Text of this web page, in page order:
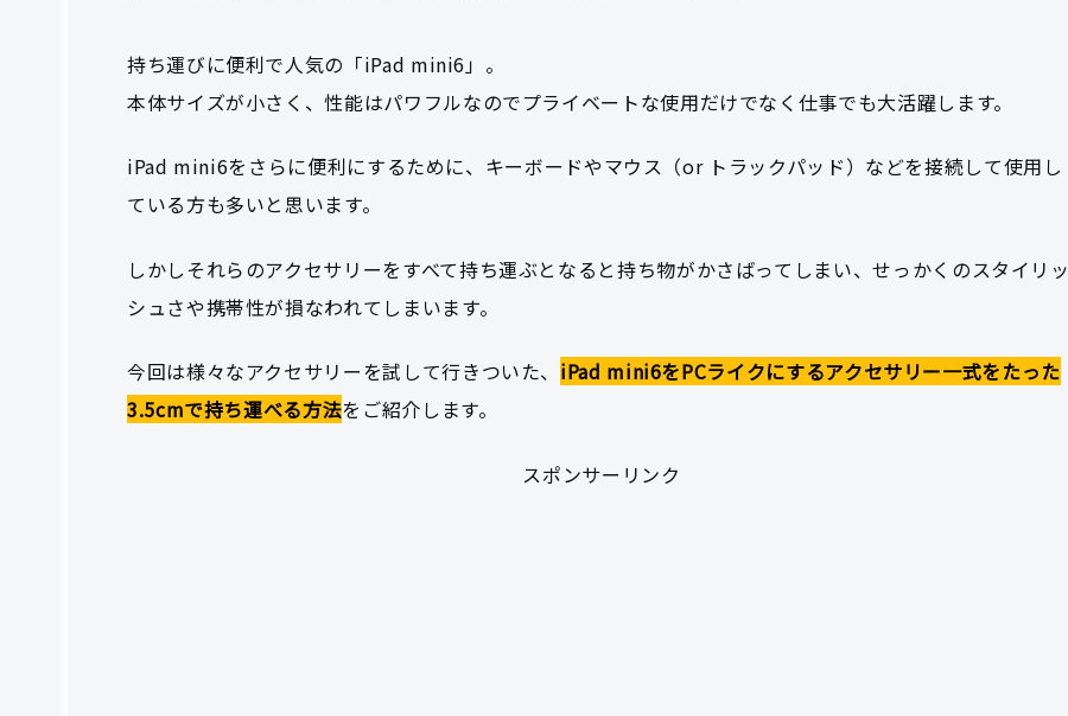
持ち運びに便利で人気の「iPad mini6」。
本体サイズが小さく、性能はパワフルなのでプライベートな使用だけでなく仕事でも大活躍します。
iPad mini6をさらに便利にするために、キーボードやマウス（or トラックパッド）などを接続して使用し
ている方も多いと思います。
しかしそれらのアクセサリーをすべて持ち運ぶとなると持ち物がかさばってしまい、せっかくのスタイリッ
シュさや携帯性が損なわれてしまいます。
今回は様々なアクセサリーを試して行きついた、 iPad mini6をPCライクにするアクセサリー一式をたった
3.5cmで持ち運べる方法をご紹介します。
スポンサーリンク